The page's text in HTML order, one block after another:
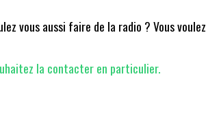
vous aussi faire de la radio ? Vous
la contacter en particulier.